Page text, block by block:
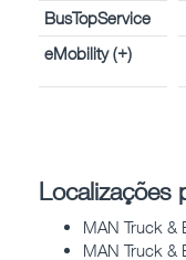
BusTopService
eMobility (+)
Localizações
MAN Truck &
MAN Truck &